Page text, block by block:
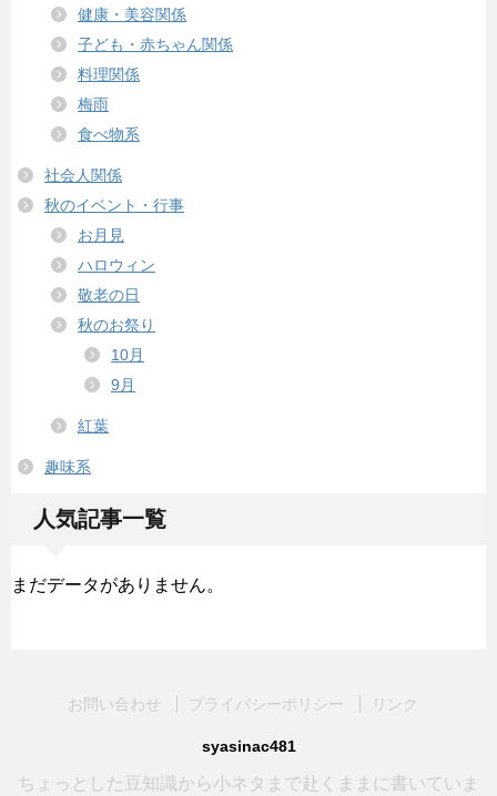
健康・美容関係
子ども・赤ちゃん関係
料理関係
梅雨
食べ物系
社会人関係
秋のイベント・行事
お月見
ハロウィン
敬老の日
秋のお祭り
10月
9月
紅葉
趣味系
人気記事一覧
まだデータがありません。
お問い合わせ プライバシーポリシー リンク
syasinac481
ちょっとした豆知識から小ネタまで赴くままに書いていま